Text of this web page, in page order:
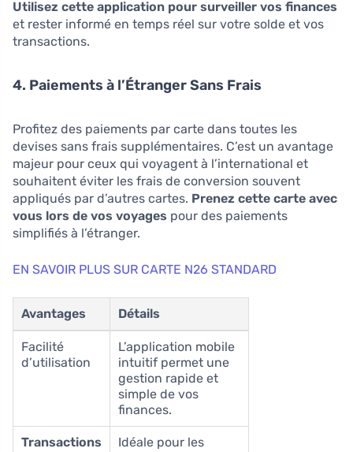
Utilisez cette application pour surveiller vos finances
et rester informé en temps réel sur votre solde et vos
transactions.
4. Paiements à l’Étranger Sans Frais
Profitez des paiements par carte dans toutes les
devises sans frais supplémentaires. C’est un avantage
majeur pour ceux qui voyagent à l’international et
souhaitent éviter les frais de conversion souvent
appliqués par d’autres cartes. Prenez cette carte avec
vous lors de vos voyages pour des paiements
simplifiés à l’étranger.
EN SAVOIR PLUS SUR CARTE N26 STANDARD
Avantages Détails
Facilité
d’utilisation
L’application mobile
intuitif permet une
gestion rapide et
simple de vos
finances.
Transactions
Idéale pour les